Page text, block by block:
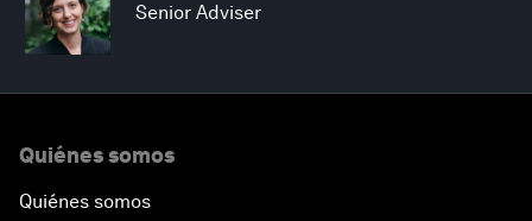
Senior Adviser
Quiénes somos
Quiénes somos